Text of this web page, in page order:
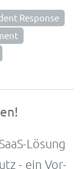
Response
Lö­sung
- ein Vor­